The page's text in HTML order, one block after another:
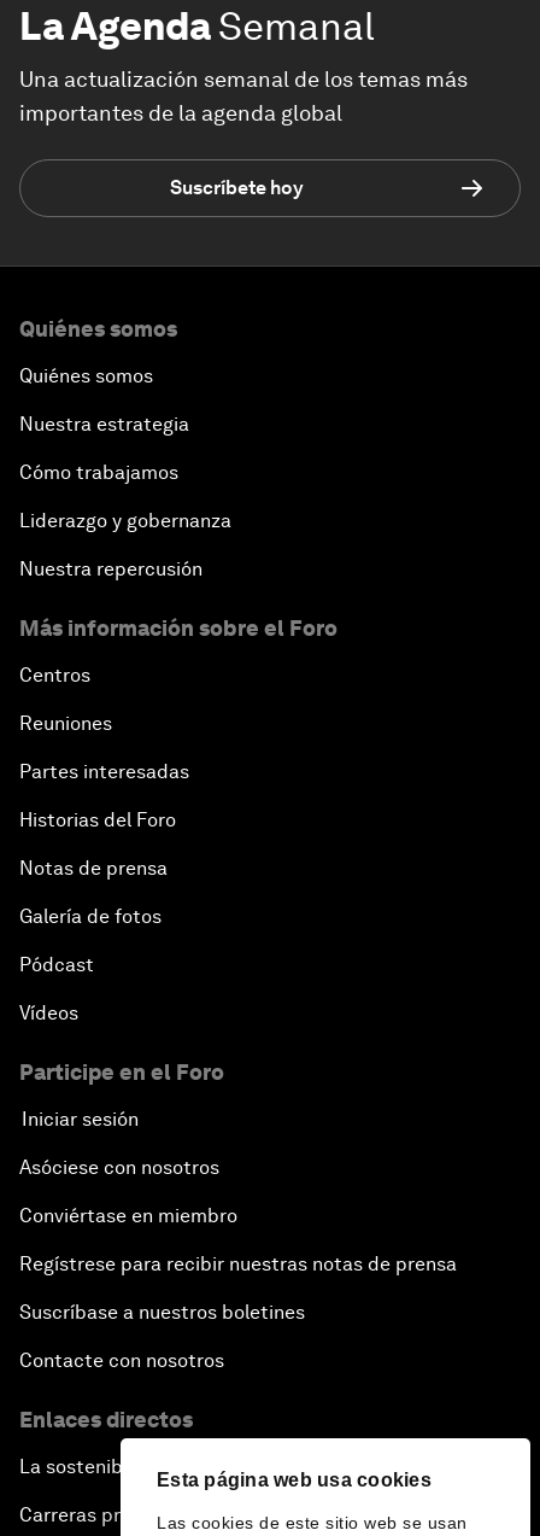
Esta página web usa cookies
Las cookies de este sitio web se usan
La AgendaSemanal
Una actualización semanal de los temas más
importantes de la agenda global
Suscríbete hoy
Quiénes somos
Quiénes somos
Nuestra estrategia
Cómo trabajamos
Liderazgo y gobernanza
Nuestra repercusión
Más información sobre el Foro
Centros
Reuniones
Partes interesadas
Historias del Foro
Notas de prensa
Galería de fotos
Pódcast
Vídeos
Participe en el Foro
Iniciar sesión
Asóciese con nosotros
Conviértase en miembro
Regístrese para recibir nuestras notas de prensa
Suscríbase a nuestros boletines
Contacte con nosotros
Enlaces directos
La sostenibilidad en el Foro
Carreras profesionales